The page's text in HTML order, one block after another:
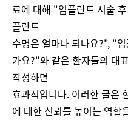
료에 대해 "임플란트 시술
플란트
수명은 얼마나 되나요?", "
가요?"와 같은 환자들의 대
작성하면
효과적입니다. 이러한 글은
에 대한 신뢰를 높이는 역할